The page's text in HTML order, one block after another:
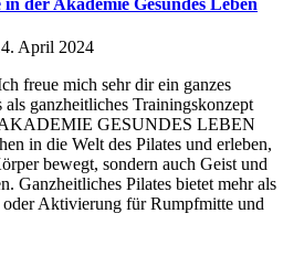
April 2024
freue mich sehr dir ein ganzes
als ganzheitliches Trainingskonzept
AKADEMIE GESUNDES LEBEN
in die Welt des Pilates und erleben,
bewegt, sondern auch Geist und
Ganzheitliches Pilates bietet mehr als
oder Aktivierung für Rumpfmitte und